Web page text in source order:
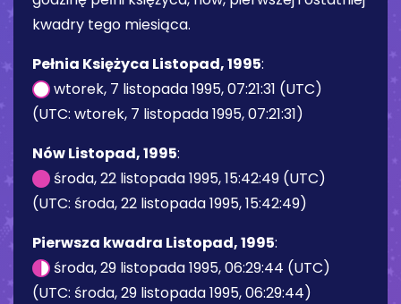
kwadry tego miesiąca.
Pełnia Księżyca Listopad, 1995:
wtorek, 7 listopada 1995, 07:21:31 (UTC)
(UTC: wtorek, 7 listopada 1995, 07:21:31)
Nów Listopad, 1995:
środa, 22 listopada 1995, 15:42:49 (UTC)
(UTC: środa, 22 listopada 1995, 15:42:49)
Pierwsza kwadra Listopad, 1995:
środa, 29 listopada 1995, 06:29:44 (UTC)
(UTC: środa, 29 listopada 1995, 06:29:44)